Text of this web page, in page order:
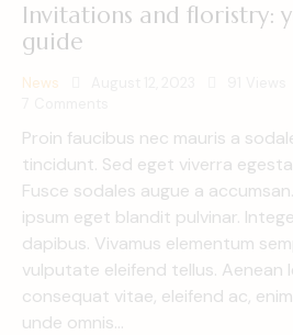
Invitations and floristry:
guide
News
Proin faucibus nec mauris a
tincidunt. Sed eget viverra
Fusce sodales augue a
ipsum eget blandit pulvinar.
dapibus. Vivamus elementum
vulputate eleifend tellus. Aenean
consequat vitae, eleifend ac,
unde omnis…